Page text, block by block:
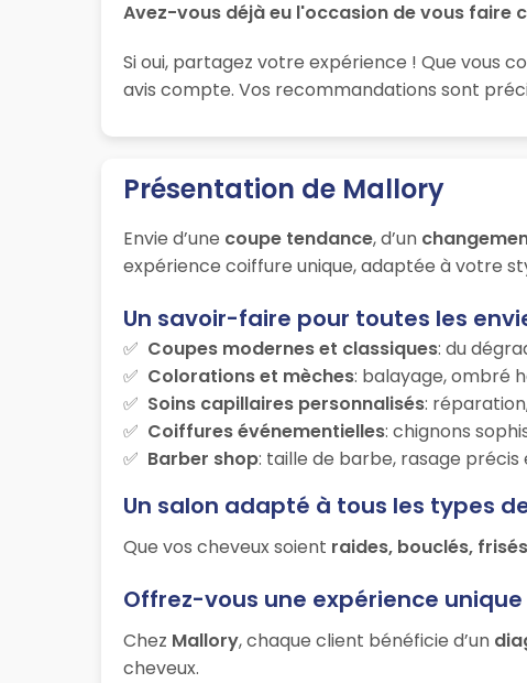
Avez-vous déjà eu l'occasion de vous faire
Si oui, partagez votre expérience ! Que vous
avis compte. Vos recommandations sont
Présentation de Mallory
Envie d’une coupe tendance, d’un
expérience coiffure unique, adaptée à votre
Un savoir-faire pour toutes les
Coupes modernes et classiques: du
Colorations et mèches: balayage, ombré
Soins capillaires personnalisés:
Coiffures événementielles: chignons
Barber shop: taille de barbe, rasage
Un salon adapté à tous les types
Que vos cheveux soient raides, bouclés,
Offrez-vous une expérience unique
Chez Mallory, chaque client bénéficie d’un
cheveux.